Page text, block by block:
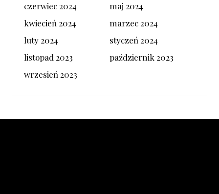
czerwiec 2024
maj 2024
kwiecień 2024
marzec 2024
luty 2024
styczeń 2024
listopad 2023
październik 2023
wrzesień 2023